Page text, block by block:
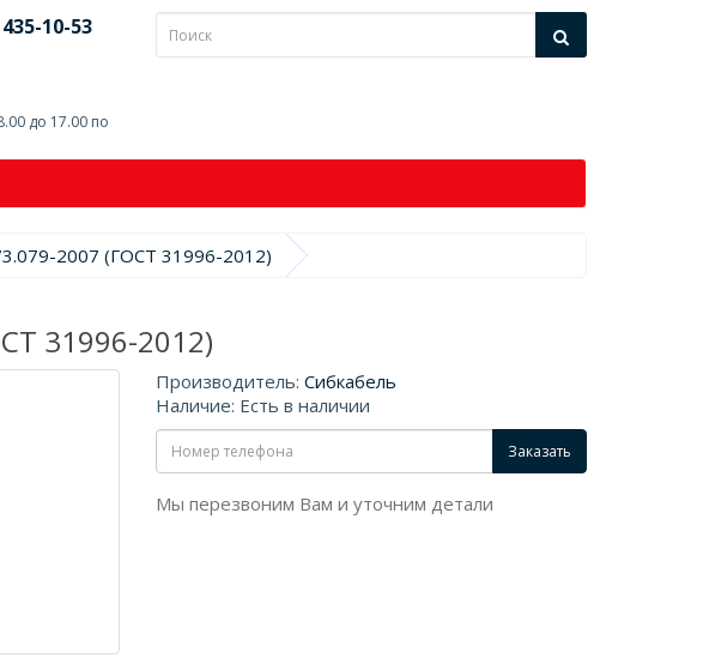
10-53
до 17.00 по
2007 (ГОСТ 31996-2012)
31996-2012)
Производитель: Сибкабель
Наличие: Есть в наличии
Заказать
Мы перезвоним Вам и уточним детали